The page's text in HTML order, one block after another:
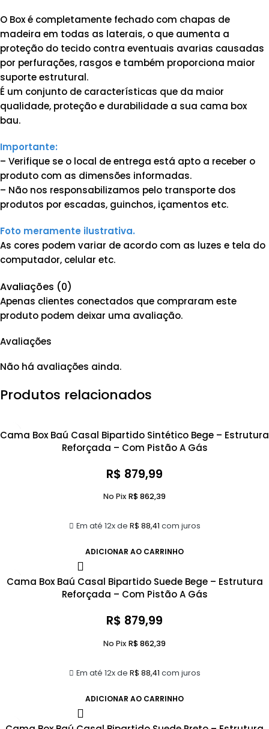
O Box é completamente fechado com chapas de
madeira em todas as laterais, o que aumenta a
proteção do tecido contra eventuais avarias causadas
por perfurações, rasgos e também proporciona maior
suporte estrutural.
É um conjunto de características que da maior
qualidade, proteção e durabilidade a sua cama box
bau.
Importante:
– Verifique se o local de entrega está apto a receber o
produto com as dimensões informadas.
– Não nos responsabilizamos pelo transporte dos
produtos por escadas, guinchos, içamentos etc.
Foto meramente ilustrativa.
As cores podem variar de acordo com as luzes e tela do
computador, celular etc.
Avaliações (0)
Avaliações
Não há avaliações ainda.
Apenas clientes conectados que compraram este
produto podem deixar uma avaliação.
Produtos relacionados
Cama Box Baú Casal Bipartido Sintético Bege – Estrutura
Reforçada – Com Pistão A Gás
R$ 879,99
Em até 12x de R$ 88,41 com juros
No Pix R$862,39
ADICIONAR AO CARRINHO
Cama Box Baú Casal Bipartido Suede Bege – Estrutura
Reforçada – Com Pistão A Gás
R$ 879,99
Em até 12x de R$ 88,41 com juros
No Pix R$862,39
ADICIONAR AO CARRINHO